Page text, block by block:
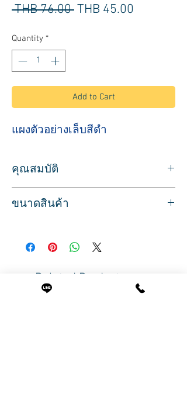
THB 76.00 Regular
THB 45.00
Quantity *
Add to Cart
แผงตัวอย่างเล็บสีดำ
คุณสมบัติ
สีดำ ทาสีเห็นชัดเจน พร้อมห่วงคล้อง
ขนาดสินค้า
ขนาด กว้าง 7 ซ.ม. ยาว 5.5 ซม.
Related Products